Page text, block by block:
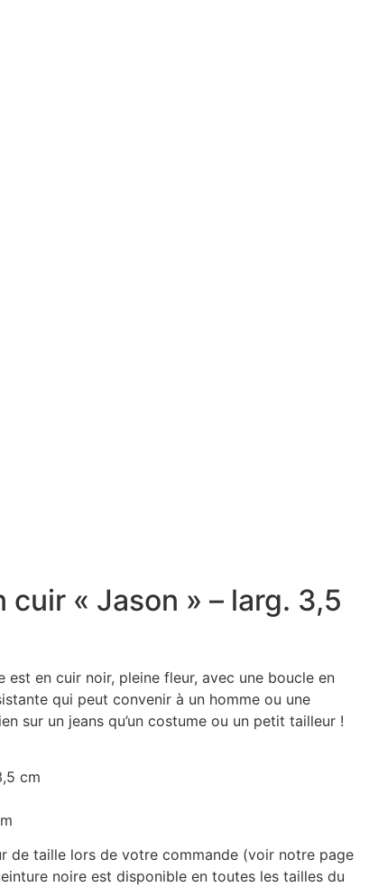
« Jason » – larg. 3,5
en cuir noir, pleine fleur, avec une boucle en
qui peut convenir à un homme ou une
sur un jeans qu’un costume ou un petit tailleur !
cm
de taille lors de votre commande (voir notre page
noire est disponible en toutes les tailles du